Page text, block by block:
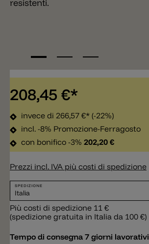
resistenti.
208,45 €*
invece di 266,57 €* (-22%)
incl. -8% Promozione-Ferragosto
con bonifico -3% 202,20 €
Prezzi incl. IVA più costi di spedizione
SPEDIZIONE
Più costi di spedizione 11 €
(spedizione gratuita in Italia da 100 €)
Tempo di consegna 7 giorni lavorativi